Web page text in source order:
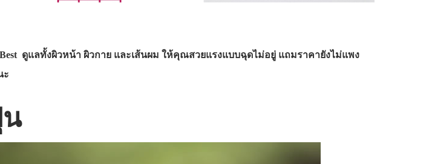
Best ดูแลทั้งผิวหน้า ผิวกาย และเส้นผม ให้คุณสวยแรงแบบฉุดไม่อยู่ แถมราคายังไม่แพง
ะ
น